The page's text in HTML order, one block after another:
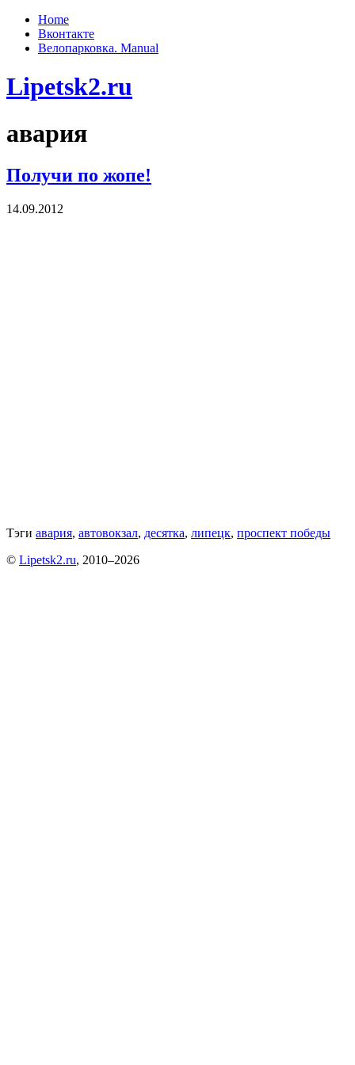
Home
Вконтакте
Велопарковка. Manual
Lipetsk2.ru
авария
Получи по жопе!
14.09.2012
Тэги авария, автовокзал, десятка, липецк, проспект победы
© Lipetsk2.ru, 2010–2026